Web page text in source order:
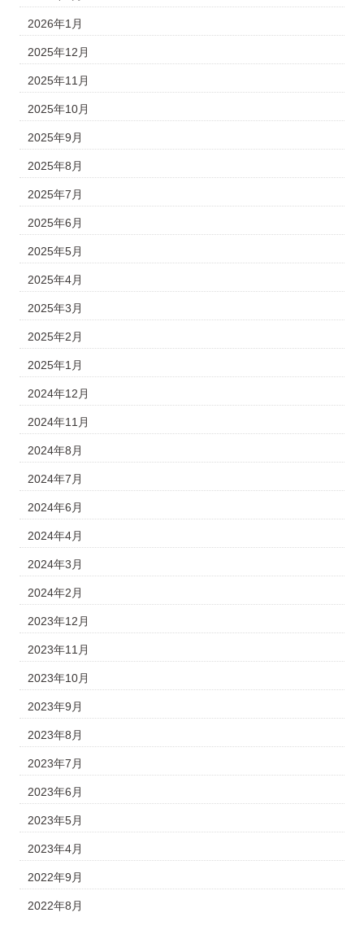
2026年1月
2025年12月
2025年11月
2025年10月
2025年9月
2025年8月
2025年7月
2025年6月
2025年5月
2025年4月
2025年3月
2025年2月
2025年1月
2024年12月
2024年11月
2024年8月
2024年7月
2024年6月
2024年4月
2024年3月
2024年2月
2023年12月
2023年11月
2023年10月
2023年9月
2023年8月
2023年7月
2023年6月
2023年5月
2023年4月
2022年9月
2022年8月